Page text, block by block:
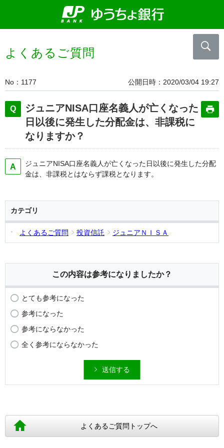
よくあるご質問
No 1177 公開日時 2020/03/04 19:27
ジュニアNISA口座名義人が亡くなった
日以後に発生した分配金は、非課税に
なりますか？
ジュニアNISA口座名義人が亡くなった日以後に発生した分配
金は、非課税とはならず課税となります。
カテゴリ
よくあるご質問 投資信託 ジュニアＮＩＳＡ
この内容は参考になりましたか？
とても参考になった
参考になった
参考にならなかった
全く参考にならなかった
送信する
よくあるご質問トップへ